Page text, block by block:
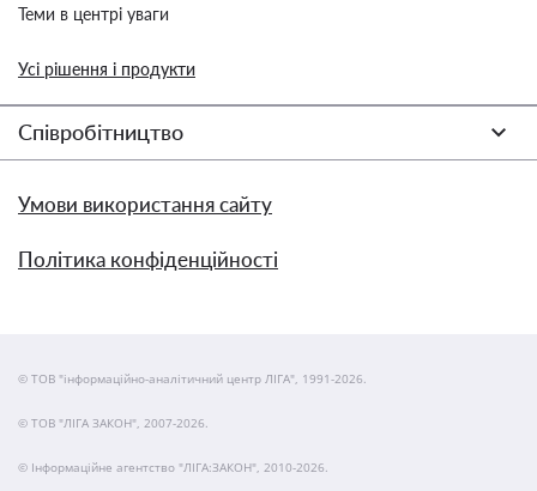
Теми в центрі уваги
Усі рішення і продукти
Співробітництво
Умови використання сайту
Політика конфіденційності
© ТОВ "інформаційно-аналітичний центр ЛІГА", 1991-2026.
© ТОВ "ЛІГА ЗАКОН", 2007-2026.
© Інформаційне агентство "ЛІГА:ЗАКОН", 2010-2026.